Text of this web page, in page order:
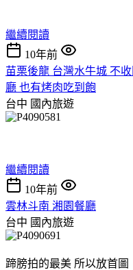
繼續閱讀
10年前
苗栗後龍 台灣水牛城 不
廳 也有烤肉吃到飽
台中 國內旅遊
繼續閱讀
10年前
雲林斗南 湘園餐廳
台中 國內旅遊
蹄膀拍的最美 所以放首圖